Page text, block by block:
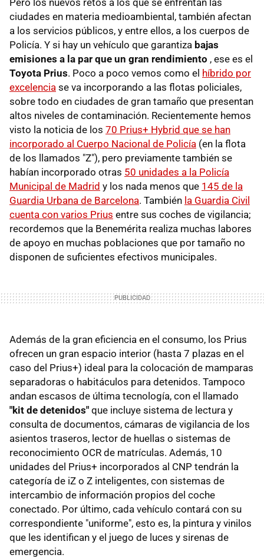
ciudades en materia medioambiental, también afectan
a los servicios públicos, y entre ellos, a los cuerpos de
Policía. Y si hay un vehículo que garantiza bajas
emisiones a la par que un gran rendimiento , ese es el
Toyota Prius. Poco a poco vemos como el híbrido por
excelencia se va incorporando a las flotas policiales,
sobre todo en ciudades de gran tamaño que presentan
altos niveles de contaminación. Recientemente hemos
visto la noticia de los 70 Prius+ Hybrid que se han
incorporado al Cuerpo Nacional de Policía (en la flota
de los llamados "Z"), pero previamente también se
habían incorporado otras 50 unidades a la Policía
Municipal de Madrid y los nada menos que 145 de la
Guardia Urbana de Barcelona. También la Guardia Civil
cuenta con varios Prius entre sus coches de vigilancia;
recordemos que la Benemérita realiza muchas labores
de apoyo en muchas poblaciones que por tamaño no
disponen de suficientes efectivos municipales.
Además de la gran eficiencia en el consumo, los Prius
ofrecen un gran espacio interior (hasta 7 plazas en el
caso del Prius+) ideal para la colocación de mamparas
separadoras o habitáculos para detenidos. Tampoco
andan escasos de última tecnología, con el llamado
"kit de detenidos" que incluye sistema de lectura y
consulta de documentos, cámaras de vigilancia de los
asientos traseros, lector de huellas o sistemas de
reconocimiento OCR de matrículas. Además, 10
unidades del Prius+ incorporados al CNP tendrán la
categoría de iZ o Z inteligentes, con sistemas de
intercambio de información propios del coche
conectado. Por último, cada vehículo contará con su
correspondiente "uniforme", esto es, la pintura y vinilos
que les identifican y el juego de luces y sirenas de
emergencia.